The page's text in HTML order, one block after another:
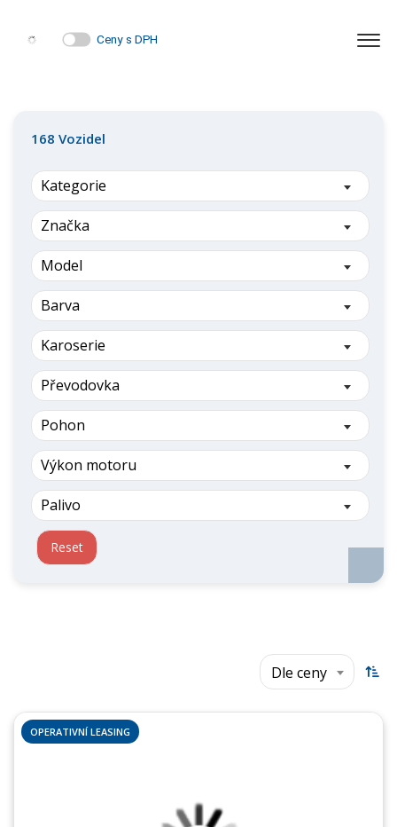
Ceny s DPH
168 Vozidel
Kategorie
Značka
Model
Barva
Karoserie
Převodovka
Pohon
Výkon motoru
Palivo
Reset
Dle ceny
OPERATIVNÍ LEASING